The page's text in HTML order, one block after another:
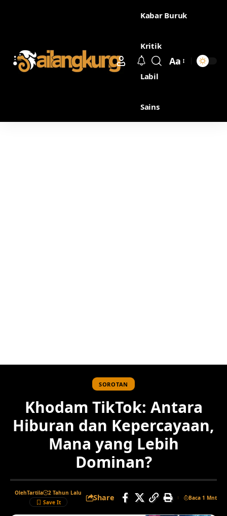
Kabar Buruk
Kritik
Labil
Sains
Aa
SOROTAN
Khodam TikTok: Antara
Hiburan dan Kepercayaan,
Mana yang Lebih
Dominan?
OlehTartila 2 Tahun Lalu Share Baca 1 Mnt